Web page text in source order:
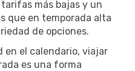
más bajas y un
que en temporada alta
de opciones.
en el calendario, viajar
es una forma